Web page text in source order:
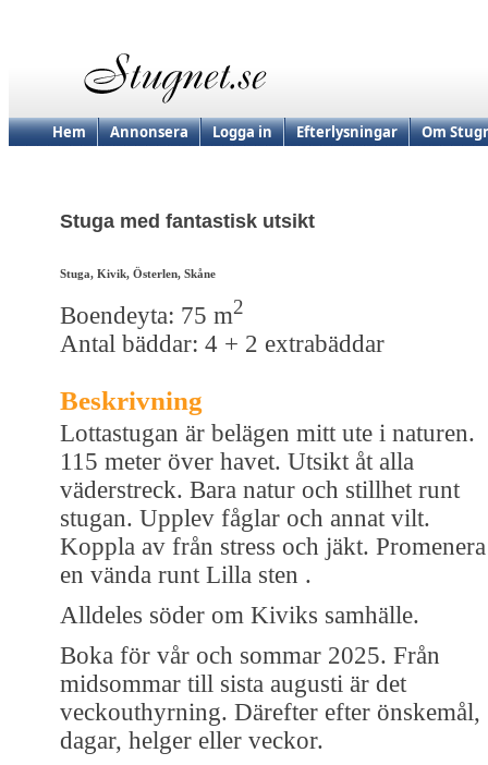
Hem Annonsera Logga in Efterlysningar Om
Stuga med fantastisk utsikt
Stuga, Kivik, Österlen, Skåne
Boendeyta: 75 m2
Antal bäddar: 4 + 2 extrabäddar
Beskrivning
Lottastugan är belägen mitt ute i naturen.
115 meter över havet. Utsikt åt alla
väderstreck. Bara natur och stillhet runt
stugan. Upplev fåglar och annat vilt.
Koppla av från stress och jäkt. Promenera
en vända runt Lilla sten .
Alldeles söder om Kiviks samhälle.
Boka för vår och sommar 2025. Från
midsommar till sista augusti är det
veckouthyrning. Därefter efter önskemål,
dagar, helger eller veckor.